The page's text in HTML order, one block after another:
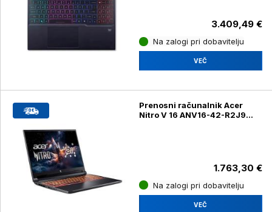
3.409,49 €
Na zalogi pri dobavitelju
VEČ
Prenosni računalnik Acer
Nitro V 16 ANV16-42-R2J9
1.763,30 €
Na zalogi pri dobavitelju
VEČ